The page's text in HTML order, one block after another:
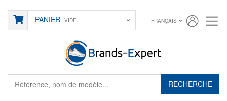
RECHERCHE
PANIER VIDE FRANÇAIS